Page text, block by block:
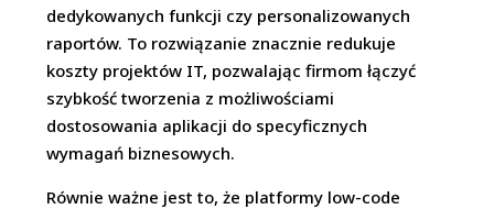
dedykowanych funkcji czy personalizowanych
raportów. To rozwiązanie znacznie redukuje
koszty projektów IT, pozwalając firmom łączyć
szybkość tworzenia z możliwościami
dostosowania aplikacji do specyficznych
wymagań biznesowych.
Równie ważne jest to, że platformy low-code